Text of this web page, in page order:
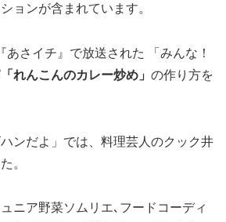
ョンが含まれています。
あさイチ』で放送された 「みんな！
「れんこんのカレー炒め」 の作り方を
ンだよ」では、料理芸人のクック井
。
ニア野菜ソムリエ､フードコーディ